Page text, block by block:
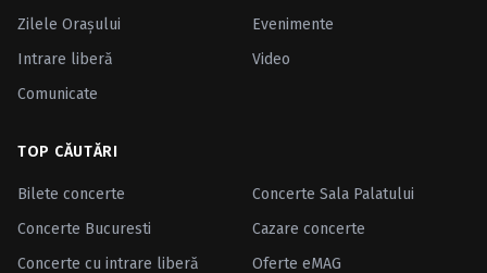
Zilele Oraşului
Evenimente
Intrare liberă
Video
Comunicate
TOP CĂUTĂRI
Bilete concerte
Concerte Sala Palatului
Concerte Bucuresti
Cazare concerte
Concerte cu intrare liberă
Oferte eMAG